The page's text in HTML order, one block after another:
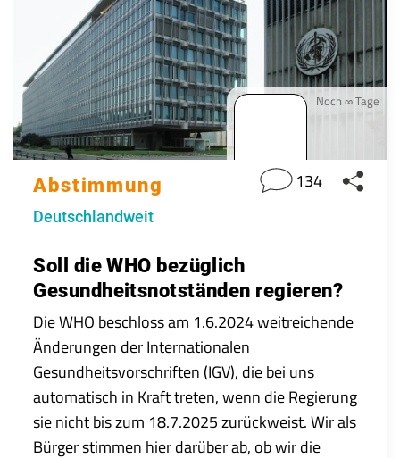
Noch ∞ Tage
Abstimmung 134
Deutschlandweit
Soll die WHO bezüglich
Gesundheitsnotständen regieren?
Die WHO beschloss am 1.6.2024 weitreichende
Änderungen der Internationalen
Gesundheitsvorschriften (IGV), die bei uns
automatisch in Kraft treten, wenn die Regierung
sie nicht bis zum 18.7.2025 zurückweist. Wir als
Bürger stimmen hier darüber ab, ob wir die